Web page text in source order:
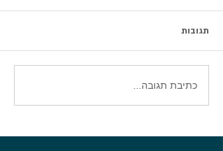
סיכום וובינר עדכוני אטסי 2026
תגובות
כתיבת תגובה...